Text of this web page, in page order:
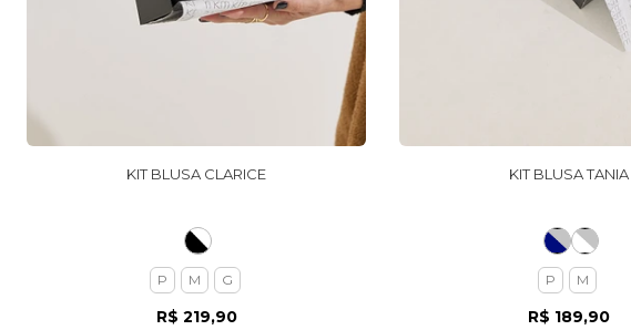
KIT BLUSA CLARICE
P M G
R$ 219,90
KIT BLUSA TANIA
P M
R$ 189,90